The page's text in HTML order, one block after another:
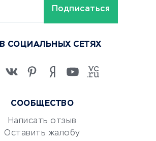
и продажи
СООБЩЕСТВО
Написать отзыв
Оставить жалобу
СОЦИАЛЬНЫХ СЕТЯХ